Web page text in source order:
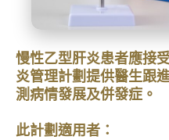
慢性乙型肝炎患者應接
炎管理計劃提供醫生跟
測病情發展及併發症。
此計劃適用者：